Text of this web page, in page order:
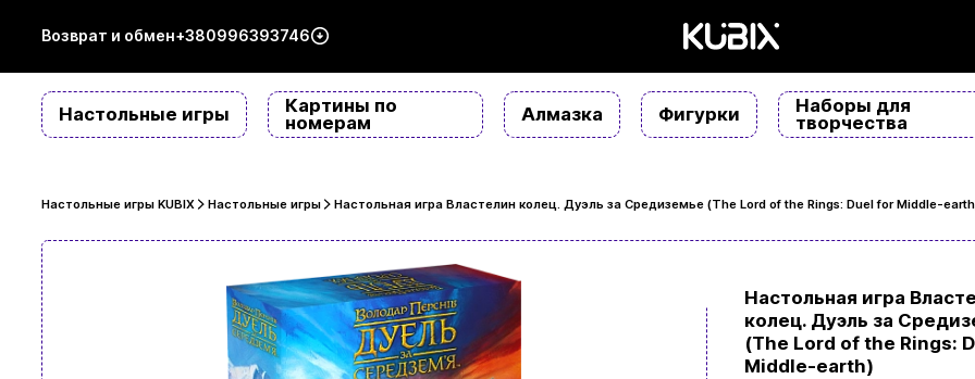
Возврат и обмен+380996393746
Настольные игры
Картины по
номерам
Алмазка Фигурки
Наборы для
творчества
Настольные игры KUBIX Настольные игры Настольная игра Властелин колец. Дуэль за Средиземье (The Lord of the Rings: Duel for Middle-
Настольная игра
колец. Дуэль за
(The Lord of the Rings:
Middle-earth)